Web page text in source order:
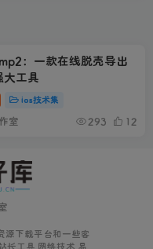
：一款在线脱壳导出
工具
ios技术集
室 293 12
源下载平台和一些客
长工具,网络技术,易